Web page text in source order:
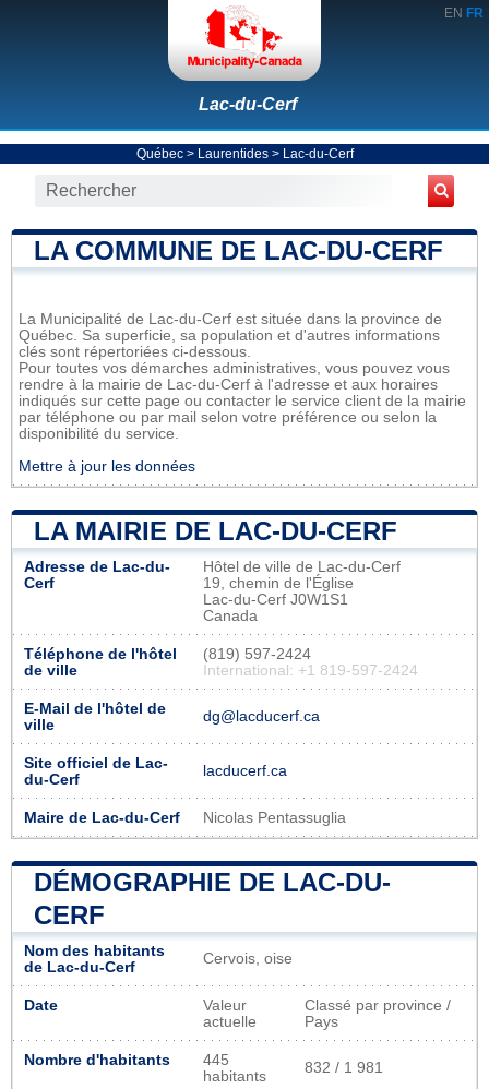
EN FR
Lac-du-Cerf
Québec> Laurentides> Lac-du-Cerf
LA COMMUNE DE LAC-DU-CERF
La Municipalité de Lac-du-Cerf est située dans la province de
Québec. Sa superficie, sa population et d'autres informations
clés sont répertoriées ci-dessous.
Pour toutes vos démarches administratives, vous pouvez vous
rendre à la mairie de Lac-du-Cerf à l'adresse et aux horaires
indiqués sur cette page ou contacter le service client de la mairie
par téléphone ou par mail selon votre préférence ou selon la
disponibilité du service.
Mettre à jour les données
LA MAIRIE DE LAC-DU-CERF
Adresse de Lac-du-
Cerf
Hôtel de ville de Lac-du-Cerf
19, chemin de l'Église
Lac-du-Cerf J0W1S1
Canada
Téléphone de l'hôtel
de ville
(819) 597-2424
International: +1 819-597-2424
E-Mail de l'hôtel de
ville
dg@lacducerf.ca
Site officiel de Lac-
du-Cerf
lacducerf.ca
Maire de Lac-du-Cerf Nicolas Pentassuglia
DÉMOGRAPHIE DE LAC-DU-
CERF
Nom des habitants
de Lac-du-Cerf
Cervois, oise
Date
Valeur
actuelle
Classé par province /
Pays
Nombre d'habitants
445
habitants
832 / 1 981